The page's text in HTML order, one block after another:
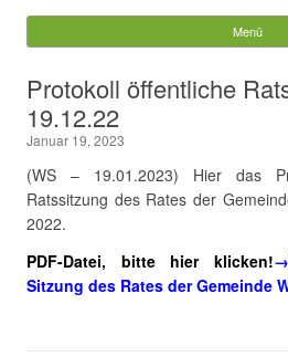
Gemeinde
nach:
Menü
Protokoll öffentliche
19.12.22
Januar 19, 2023
(WS – 19.01.2023) Hier das
Ratssitzung des Rates der
2022.
PDF-Datei, bitte hier klicken!→
Sitzung des Rates der Gemeinde